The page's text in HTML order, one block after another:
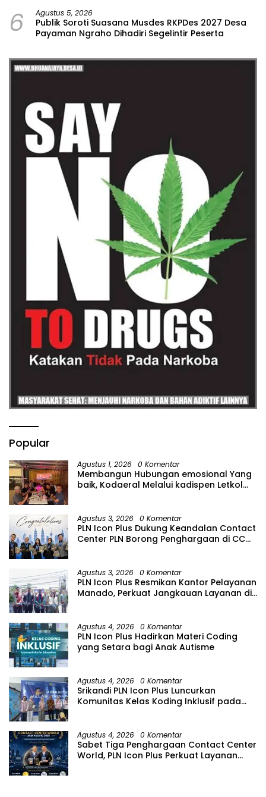
6 Agustus 5, 2026
Publik Soroti Suasana Musdes RKPDes 2027 Desa
Payaman Ngraho Dihadiri Segelintir Peserta
Popular
Agustus 1, 2026 0 Komentar
Membangun Hubungan emosional Yang
baik, Kodaeral Melalui kadispen Letkol
suasana Santai lebih Dekat Dan
Harmonis.
Agustus 3, 2026 0 Komentar
PLN Icon Plus Dukung Keandalan Contact
Center PLN Borong Penghargaan di CCW
Agustus 3, 2026 0 Komentar
PLN Icon Plus Resmikan Kantor Pelayanan
Manado, Perkuat Jangkauan Layanan di
Agustus 4, 2026 0 Komentar
PLN Icon Plus Hadirkan Materi Coding
yang Setara bagi Anak Autisme
Agustus 4, 2026 0 Komentar
Srikandi PLN Icon Plus Luncurkan
Komunitas Kelas Koding Inklusif pada
Agustus 4, 2026 0 Komentar
Sabet Tiga Penghargaan Contact Center
World, PLN Icon Plus Perkuat Layanan